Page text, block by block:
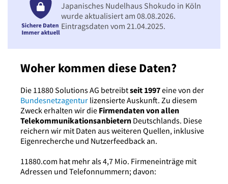
Woher kommen diese Daten?
Die 11880 Solutions AG betreibtseit 1997eine von der
Bundesnetzagentur lizensierte Auskunft. Zu diesem
Zweck erhalten wir die Firmendaten von allen
Telekommunikationsanbietern Deutschlands. Diese
reichern wir mit Daten aus weiteren Quellen, inklusive
Eigenrecherche und Nutzerfeedback an.
11880.com hat mehr als 4,7 Mio. Firmeneinträge mit
Adressen und Telefonnummern; davon:
Japanisches Nudelhaus Shokudo in Köln
wurde aktualisiert am 08.08.2026.
Eintragsdaten vom 21.04.2025.